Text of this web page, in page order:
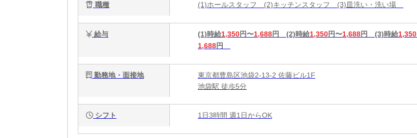
職種 (1)ホールスタッフ (2)キッチンスタッフ (3)皿洗い・洗い場
給与 (1)時給1,350円〜1,688円 (2)時給1,350円〜1,688円 (3)時給1,350
1,688円
勤務地・面接地
東京都豊島区池袋2-13-2 佐藤ビル1F
池袋駅 徒歩5分
シフト 1日3時間 週1日からOK